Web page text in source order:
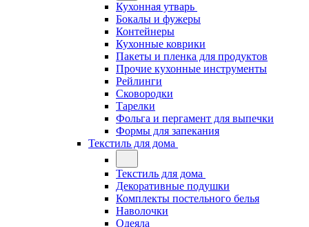
Кухонная утварь
Бокалы и фужеры
Контейнеры
Кухонные коврики
Пакеты и пленка для продуктов
Прочие кухонные инструменты
Рейлинги
Сковородки
Тарелки
Фольга и пергамент для выпечки
Формы для запекания
Текстиль для дома
Текстиль для дома
Декоративные подушки
Комплекты постельного белья
Наволочки
Одеяла